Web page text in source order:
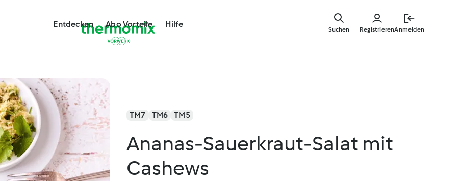
springen
Entdecken Abo Vorteile Hilfe
RegistrierenAnmelden
Suchen
TM7 TM6 TM5
Ananas-Sauerkraut-Salat mit
Cashews